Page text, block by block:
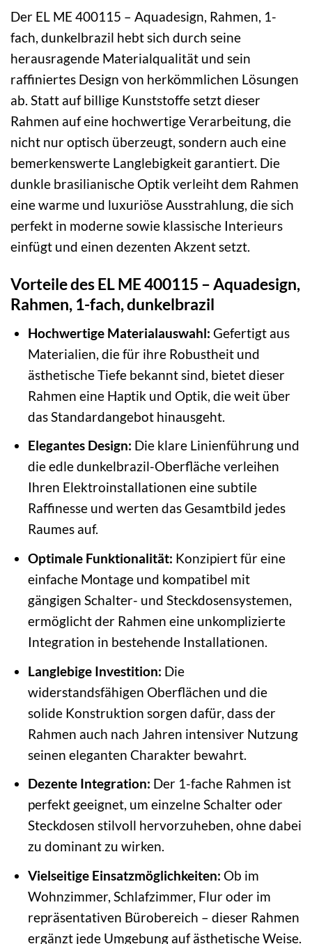
Der EL ME 400115 – Aquadesign, Rahmen, 1-
fach, dunkelbrazil hebt sich durch seine
herausragende Materialqualität und sein
raffiniertes Design von herkömmlichen Lösungen
ab. Statt auf billige Kunststoffe setzt dieser
Rahmen auf eine hochwertige Verarbeitung, die
nicht nur optisch überzeugt, sondern auch eine
bemerkenswerte Langlebigkeit garantiert. Die
dunkle brasilianische Optik verleiht dem Rahmen
eine warme und luxuriöse Ausstrahlung, die sich
perfekt in moderne sowie klassische Interieurs
einfügt und einen dezenten Akzent setzt.
Vorteile des EL ME 400115 – Aquadesign,
Rahmen, 1-fach, dunkelbrazil
Hochwertige Materialauswahl: Gefertigt aus
Materialien, die für ihre Robustheit und
ästhetische Tiefe bekannt sind, bietet dieser
Rahmen eine Haptik und Optik, die weit über
das Standardangebot hinausgeht.
Elegantes Design: Die klare Linienführung und
die edle dunkelbrazil-Oberfläche verleihen
Ihren Elektroinstallationen eine subtile
Raffinesse und werten das Gesamtbild jedes
Raumes auf.
Optimale Funktionalität: Konzipiert für eine
einfache Montage und kompatibel mit
gängigen Schalter- und Steckdosensystemen,
ermöglicht der Rahmen eine unkomplizierte
Integration in bestehende Installationen.
Langlebige Investition: Die
widerstandsfähigen Oberflächen und die
solide Konstruktion sorgen dafür, dass der
Rahmen auch nach Jahren intensiver Nutzung
seinen eleganten Charakter bewahrt.
Dezente Integration: Der 1-fache Rahmen ist
perfekt geeignet, um einzelne Schalter oder
Steckdosen stilvoll hervorzuheben, ohne dabei
zu dominant zu wirken.
Vielseitige Einsatzmöglichkeiten: Ob im
Wohnzimmer, Schlafzimmer, Flur oder im
repräsentativen Bürobereich – dieser Rahmen
ergänzt jede Umgebung auf ästhetische Weise.